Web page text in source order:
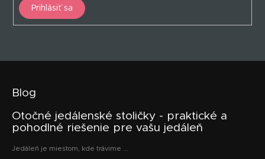
Prihlásiť sa
Blog
Otočné jedálenské stoličky - praktické a
pohodlné riešenie pre vašu jedáleň
Jedáleň je miestom, kde trávime ...